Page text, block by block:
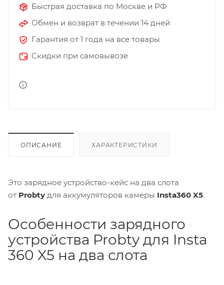
Быстрая доставка по Москве и РФ
Обмен и возврат в течении 14 дней
Гарантия от 1 года на все товары
Скидки при самовывозе
ОПИСАНИЕ ХАРАКТЕРИСТИКИ
Это зарядное устройство-кейс на два слота
от Probty для аккумуляторов камеры Insta360 X5.
Особенности зарядного
устройства Probty для Insta
360 X5 на два слота